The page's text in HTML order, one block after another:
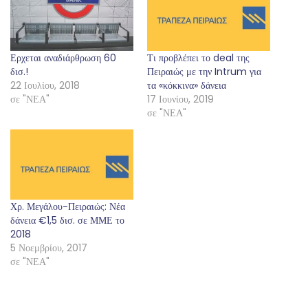
Ερχεται αναδιάρθρωση 60
δισ.!
22 Ιουλίου, 2018
σε "ΝΕΑ"
Τι προβλέπει το deal της
Πειραιώς με την Intrum για
τα «κόκκινα» δάνεια
17 Ιουνίου, 2019
σε "ΝΕΑ"
Χρ. Μεγάλου-Πειραιώς: Νέα
δάνεια €1,5 δισ. σε ΜΜΕ το
2018
5 Νοεμβρίου, 2017
σε "ΝΕΑ"